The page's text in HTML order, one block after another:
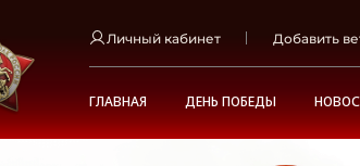
Личный кабинет Добавить
ГЛАВНАЯ ДЕНЬ ПОБЕДЫ